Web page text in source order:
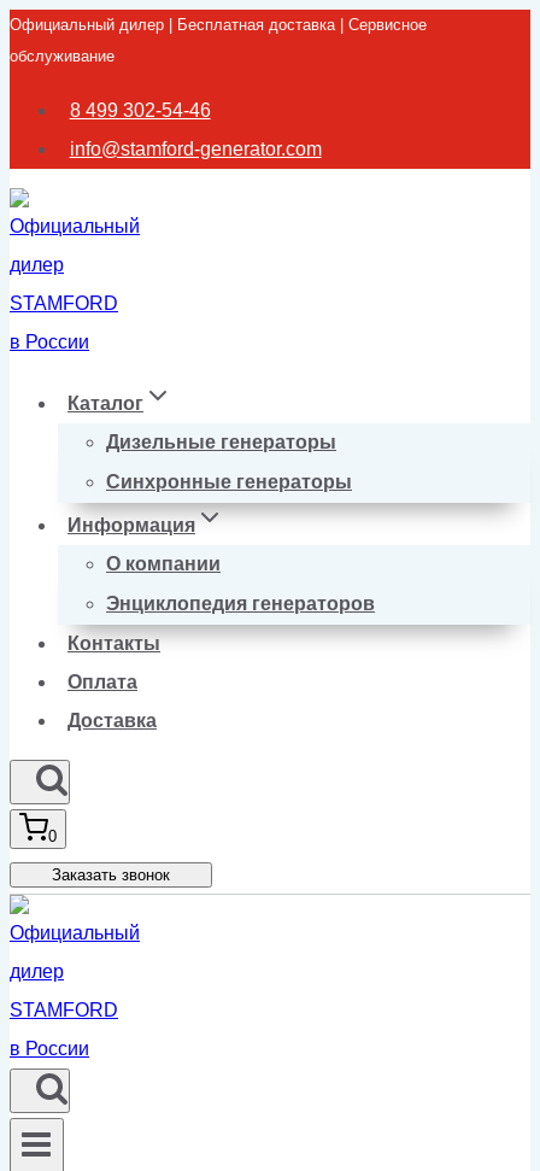
Перейти
к
содержимому
Официальный дилер | Бесплатная доставка | Сервисное
обслуживание
8 499 302-54-46
info@stamford-generator.com
Каталог
Дизельные генераторы
Синхронные генераторы
Информация
О компании
Энциклопедия генераторов
Контакты
Оплата
Доставка
0
Заказать звонок